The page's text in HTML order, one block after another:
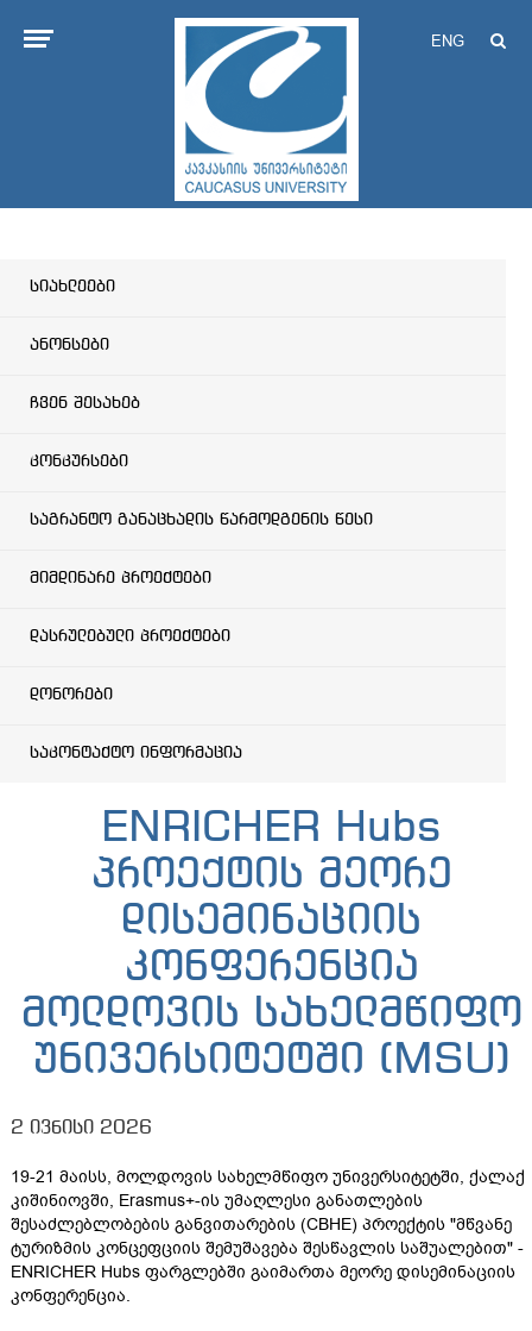
ENG
სიახლეები
ანონსები
ჩვენ შესახებ
კონკურსები
საგრანტო განაცხადის წარმოდგენის წესი
მიმდინარე პროექტები
დასრულებული პროექტები
დონორები
საკონტაქტო ინფორმაცია
ENRICHER Hubs
პროექტის მეორე
დისემინაციის
კონფერენცია
მოლდოვის სახელმწიფო
უნივერსიტეტში (MSU)
2 ივნისი 2026
19-21 მაისს, მოლდოვის სახელმწიფო უნივერსიტეტში, ქალაქ
კიშინიოვში, Erasmus+-ის უმაღლესი განათლების
შესაძლებლობების განვითარების (CBHE) პროექტის "მწვანე
ტურიზმის კონცეფციის შემუშავება შესწავლის საშუალებით" -
ENRICHER Hubs ფარგლებში გაიმართა მეორე დისემინაციის
კონფერენცია.